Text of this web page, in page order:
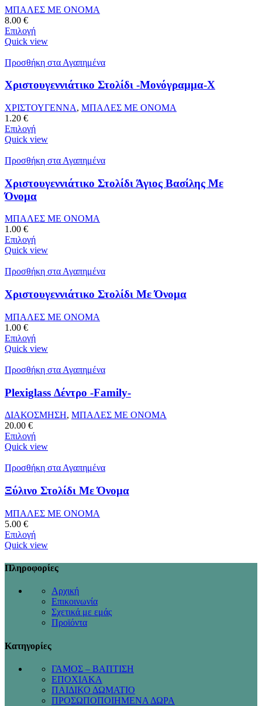
ΜΠΑΛΕΣ ΜΕ ΟΝΟΜΑ
8.00 €
Επιλογή
Quick view
Προσθήκη στα Αγαπημένα
Χριστουγεννιάτικο Στολίδι -Μονόγραμμα-Χ
ΧΡΙΣΤΟΥΓΕΝΝΑ, ΜΠΑΛΕΣ ΜΕ ΟΝΟΜΑ
1.20 €
Επιλογή
Quick view
Προσθήκη στα Αγαπημένα
Χριστουγεννιάτικο Στολίδι Άγιος Βασίλης Με
Όνομα
ΜΠΑΛΕΣ ΜΕ ΟΝΟΜΑ
1.00 €
Επιλογή
Quick view
Προσθήκη στα Αγαπημένα
Χριστουγεννιάτικο Στολίδι Με Όνομα
ΜΠΑΛΕΣ ΜΕ ΟΝΟΜΑ
1.00 €
Επιλογή
Quick view
Προσθήκη στα Αγαπημένα
Plexiglass Δέντρο -Family-
ΔΙΑΚΟΣΜΗΣΗ, ΜΠΑΛΕΣ ΜΕ ΟΝΟΜΑ
20.00 €
Επιλογή
Quick view
Προσθήκη στα Αγαπημένα
Ξύλινο Στολίδι Με Όνομα
ΜΠΑΛΕΣ ΜΕ ΟΝΟΜΑ
5.00 €
Επιλογή
Quick view
Πληροφορίες
Αρχική
Επικοινωνία
Σχετικά με εμάς
Προϊόντα
Κατηγορίες
ΓΑΜΟΣ – ΒΑΠΤΙΣΗ
ΕΠΟΧΙΑΚΑ
ΠΑΙΔΙΚΟ ΔΩΜΑΤΙΟ
ΠΡΟΣΩΠΟΠΟΙΗΜΕΝΑ ΔΩΡΑ